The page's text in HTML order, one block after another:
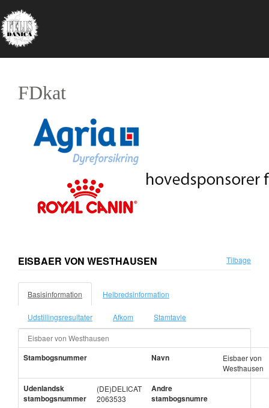
FDkat
EISBAER VON WESTHAUSEN Tilbage
Basisinformation Helbredsinformation
Udstillingsresultater Afkom Stamtavle
Eisbaer von Westhausen
Stambogsnummer Navn
Eisbaer von
Westhausen
Udenlandsk
stambogsnummer
(DE)DELICAT
2063533
Andre
stambogsnumre